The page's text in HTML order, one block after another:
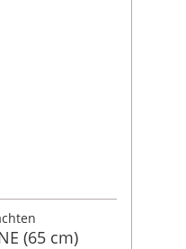
(65 cm)